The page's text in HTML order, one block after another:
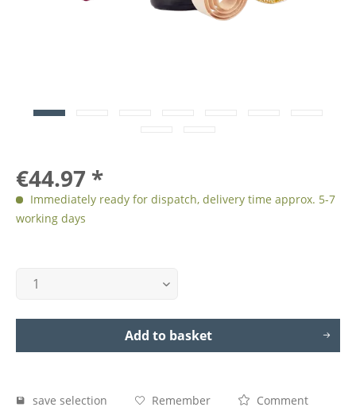
€44.97 *
Immediately ready for dispatch, delivery time approx. 5-7
working days
Add to basket
save selection Remember Comment